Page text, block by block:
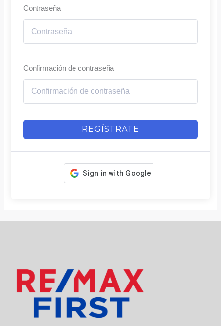
Contraseña
Confirmación de contraseña
REGÍSTRATE